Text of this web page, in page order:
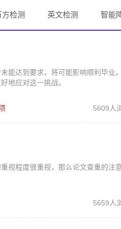
方检测 英文检测 智能
能达到要求，将可能影响顺利毕业
地应对这一挑战。
5609人
视程度很重视，那么论文查重的注
5659人